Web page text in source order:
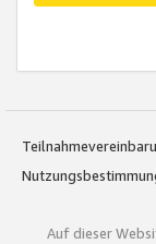
Auf dieser